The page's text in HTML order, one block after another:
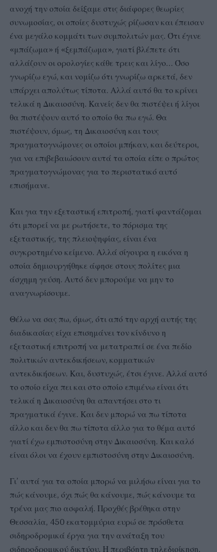
ανοχή την οποία δείξαμε στις διάφορες θεωρίες
συνωμοσίας, οι οποίες δυστυχώς ρίζωσαν και έπεισαν
ένα μεγάλο κομμάτι των συμπολιτών μας. Ότι έγινε
«μπάζωμα» ή «ξεμπάζωμα», γιατί βλέπετε ότι
αλλάζουν οι ορολογίες κάθε τρεις και λίγο… Όσο
γνωρίζω εγώ, και νομίζω ότι γνωρίζω αρκετά, δεν
υπάρχει απολύτως τίποτα. Αλλά αυτό θα το κρίνει
τελικά η Δικαιοσύνη. Κανείς δεν θα πιστέψει ή λίγοι
θα πιστέψουν αυτό το οποίο θα πω εγώ. Θα
πιστέψουν, όμως, τη Δικαιοσύνη και τους
πραγματογνώμονες οι οποίοι μπήκαν, και δεύτεροι,
για να επιβεβαιώσουν αυτά τα οποία είπε ο πρώτος
πραγματογνώμονας για το περιστατικό αυτό
επισήμανε.
Και για την εξεταστική επιτροπή, γιατί φαντάζομαι
ότι μπορεί να με ρωτήσετε, το πόρισμα της
εξεταστικής, της πλειοψηφίας, είναι ένα
συγκροτημένο κείμενο. Αλλά σίγουρα η εικόνα η
οποία δημιουργήθηκε άφησε στους πολίτες μια
άσχημη γεύση. Αυτό δεν μπορούμε να μην το
αναγνωρίσουμε.
Θέλω να σας πω, όμως, ότι από την αρχή αυτής της
διαδικασίας είχα επισημάνει τον κίνδυνο η
εξεταστική επιτροπή να μετατραπεί σε ένα πεδίο
πολιτικών αντεκδικήσεων, κομματικών
αντεκδικήσεων. Και, δυστυχώς, έτσι έγινε. Αλλά αυτό
το οποίο είχα πει και στο οποίο επιμένω είναι ότι
τελικά η Δικαιοσύνη θα απαντήσει στο τι
πραγματικά έγινε. Και δεν μπορώ να πω τίποτα
άλλο και δεν θα πω τίποτα άλλο για το θέμα αυτό
γιατί έχω εμπιστοσύνη στην Δικαιοσύνη. Και καλό
είναι όλοι να έχουν εμπιστοσύνη στην Δικαιοσύνη.
Γι’ αυτά για τα οποία μπορώ να μιλήσω είναι για το
πώς κάνουμε, όχι πώς θα κάνουμε, πώς κάνουμε τα
τρένα μας πιο ασφαλή. Προχθές βρέθηκα στην
Θεσσαλία, 450 εκατομμύρια ευρώ σε πρόσθετα
σιδηροδρομικά έργα για την ανάταξη του
σιδηροδρομικού δικτύου. Η περιβόητη τηλεδιοίκηση,